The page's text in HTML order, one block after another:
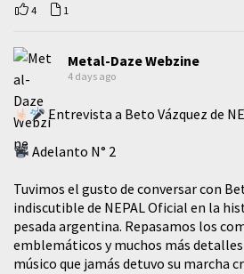
4 1
Metal-Daze Webzine
4 days ago
Entrevista a Beto Vázquez de
Adelanto N° 2
Tuvimos el gusto de conversar con
indiscutible de NEPAL Oficial en la
pesada argentina. Repasamos los
emblemáticos y muchos más
músico que jamás detuvo su marcha